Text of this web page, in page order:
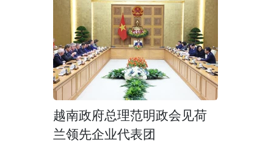
越南政府总理范明政会见荷
兰领先企业代表团